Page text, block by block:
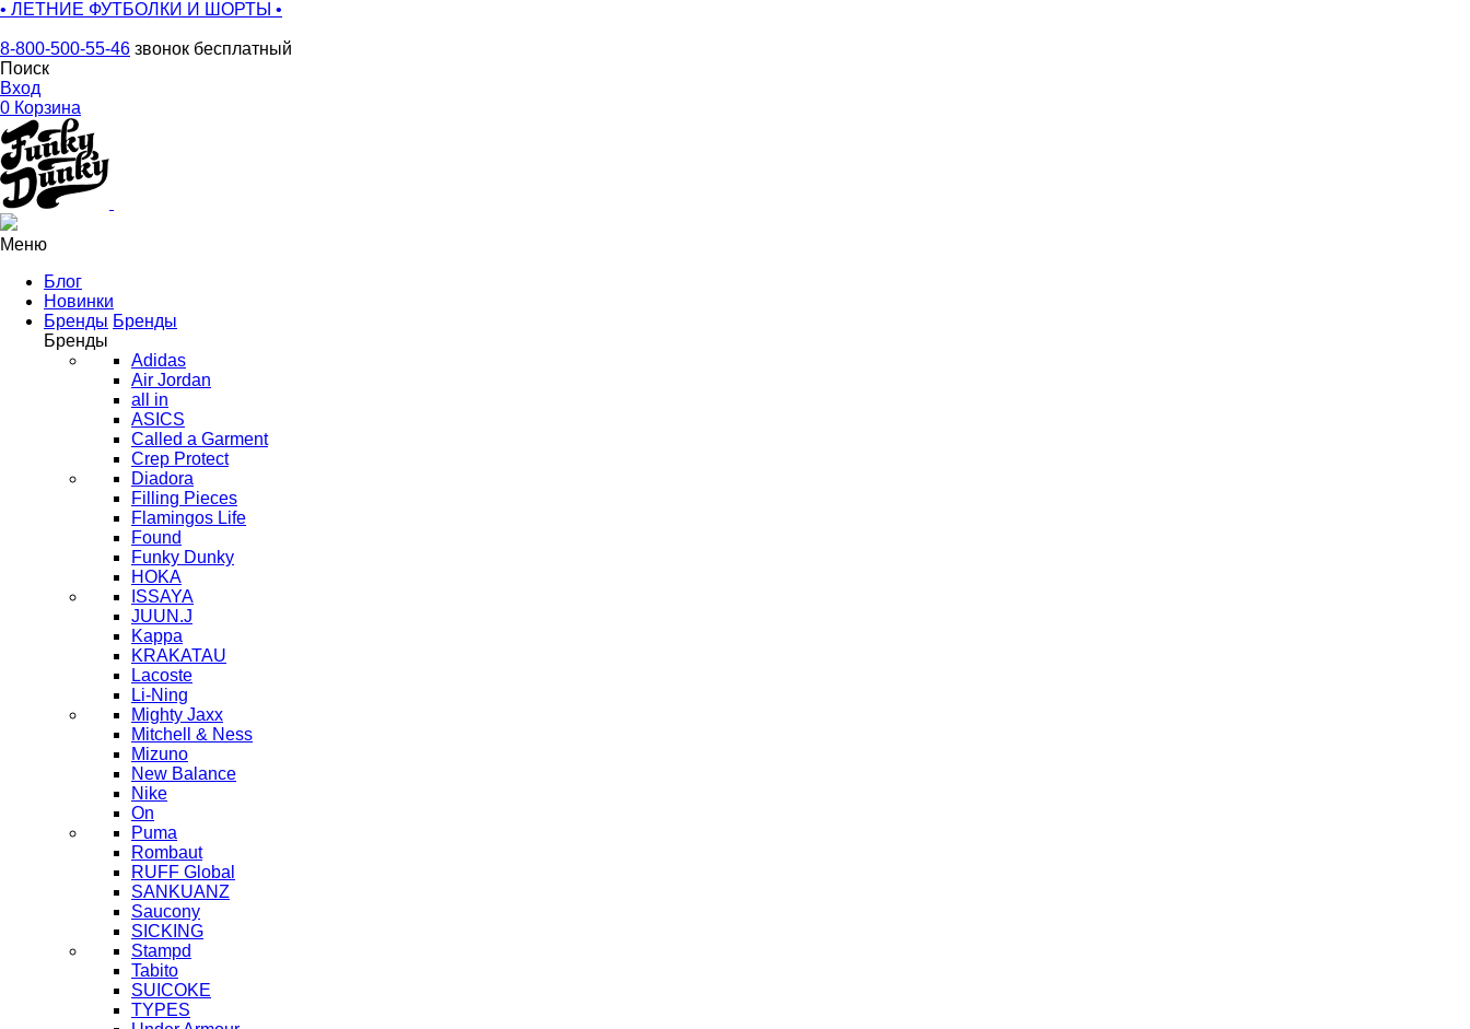
• ЛЕТНИЕ ФУТБОЛКИ И ШОРТЫ •
8-800-500-55-46 звонок бесплатный
Поиск
Вход
0 Корзина
Меню
Блог
Новинки
Бренды Бренды
Бренды
Adidas
Air Jordan
all in
ASICS
Called a Garment
Crep Protect
Diadora
Filling Pieces
Flamingos Life
Found
Funky Dunky
HOKA
ISSAYA
JUUN.J
Kappa
KRAKATAU
Lacoste
Li-Ning
Mighty Jaxx
Mitchell & Ness
Mizuno
New Balance
Nike
On
Puma
Rombaut
RUFF Global
SANKUANZ
Saucony
SICKING
Stampd
Tabito
SUICOKE
TYPES